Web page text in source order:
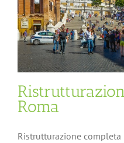
Roma
Ristrutturazione completa